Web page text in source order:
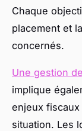
Chaque
placement et
concernés.
Une gestion
implique
enjeux
situation. Les